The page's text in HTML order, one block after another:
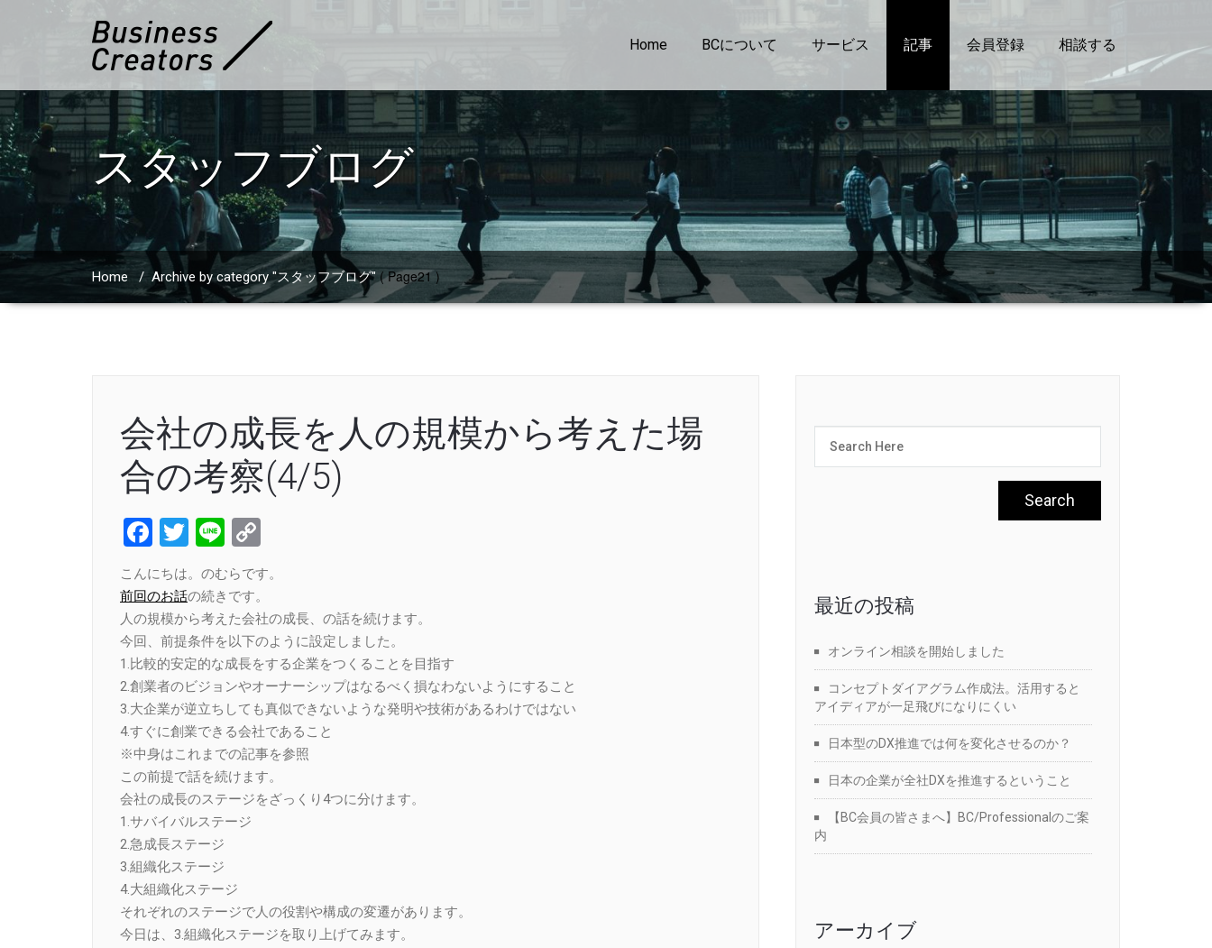
Home BCについて サービス 記事 会員登録 相談する
スタッフブログ
Home / Archive by category "スタッフブログ" ( Page21 )
会社の成長を人の規模から考えた場
合の考察(4/5)
Facebook
Twitter
Line
Link
こんにちは。のむらです。
前回のお話の続きです。
人の規模から考えた会社の成長、の話を続けます。
今回、前提条件を以下のように設定しました。
1.比較的安定的な成長をする企業をつくることを目指す
2.創業者のビジョンやオーナーシップはなるべく損なわないようにすること
3.大企業が逆立ちしても真似できないような発明や技術があるわけではない
4.すぐに創業できる会社であること
※中身はこれまでの記事を参照
この前提で話を続けます。
会社の成長のステージをざっくり4つに分けます。
1.サバイバルステージ
2.急成長ステージ
3.組織化ステージ
4.大組織化ステージ
それぞれのステージで人の役割や構成の変遷があります。
今日は、3.組織化ステージを取り上げてみます。
最近の投稿
オンライン相談を開始しました
コンセプトダイアグラム作成法。活用すると
アイディアが一足飛びになりにくい
日本型のDX推進では何を変化させるのか？
日本の企業が全社DXを推進するということ
【BC会員の皆さまへ】BC/Professionalのご案
内
アーカイブ